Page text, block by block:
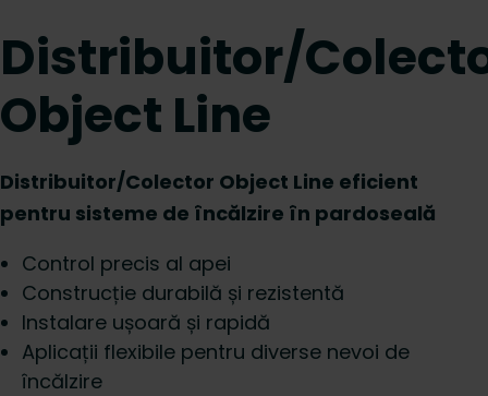
Distribuitor/
Object Line
Distribuitor/Colector Object Line eficient
pentru sisteme de încălzire în pardoseală
Control precis al apei
Construcție durabilă și rezistentă
Instalare ușoară și rapidă
Aplicații flexibile pentru diverse nevoi de
încălzire